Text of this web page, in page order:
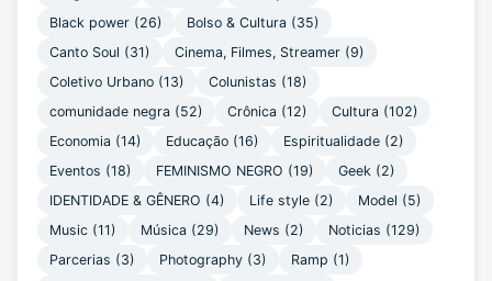
Black power (26) Bolso & Cultura (35)
Canto Soul (31) Cinema, Filmes, Streamer (9)
Coletivo Urbano (13) Colunistas (18)
comunidade negra (52) Crônica (12) Cultura (102)
Economia (14) Educação (16) Espiritualidade (2)
Eventos (18) FEMINISMO NEGRO (19) Geek (2)
IDENTIDADE & GÊNERO (4) Life style (2) Model (5)
Music (11) Música (29) News (2) Noticias (129)
Parcerias (3) Photography (3) Ramp (1)